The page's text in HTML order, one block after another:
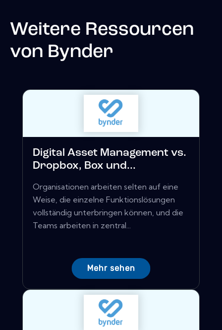
Weitere Ressourcen
von Bynder
Digital Asset Management vs.
Dropbox, Box und...
Organisationen arbeiten selten auf eine
Weise, die einzelne Funktionslösungen
vollständig unterbringen können, und die
Teams arbeiten in zentral...
Mehr sehen